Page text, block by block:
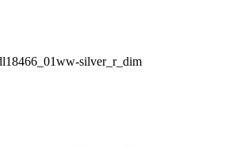
silver_r_dim